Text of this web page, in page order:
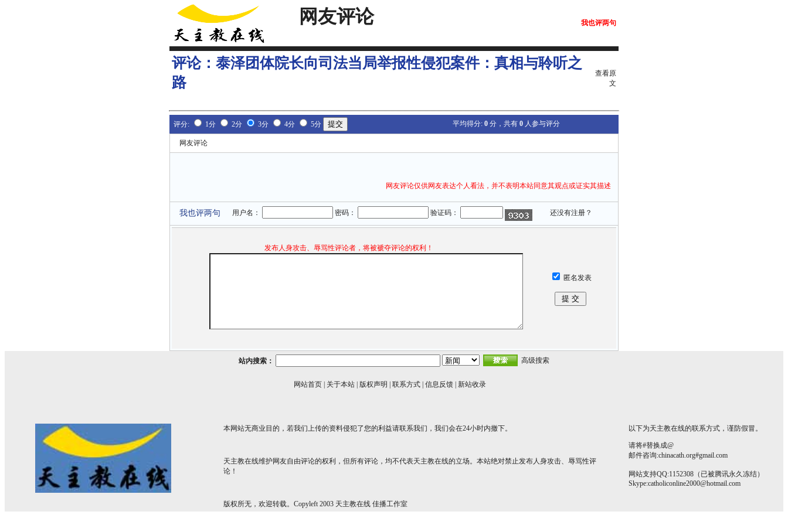
网友评论 我也评两句
评论： 泰泽团体院长向司法当局举报性侵犯案件：真相与聆听之
路
查看原
文
评分: 1分 2分 3分 4分 5分 平均得分: 0 分，共有 0 人参与评分
网友评论
网友评论仅供网友表达个人看法，并不表明本站同意其观点或证实其描述
我也评两句 用户名： 密码： 验证码： 还没有注册？
发布人身攻击、辱骂性评论者，将被褫夺评论的权利！
匿名发表
站内搜索： 高级搜索
网站首页 关于本站 版权声明 联系方式 信息反馈 新站收录
本网站无商业目的，若我们上传的资料侵犯了您的利益请联系我们，我们会在24小时内撤下。
天主教在线维护网友自由评论的权利，但所有评论，均不代表天主教在线的立场。本站绝对禁止发布人身攻击、辱骂性评
论！
版权所无，欢迎转载。Copyleft 2003 天主教在线 佳播工作室
以下为天主教在线的联系方式，谨防假冒。
请将#替换成@
邮件咨询:chinacath.org#gmail.com
网站支持QQ:1152308（已被腾讯永久冻结）
Skype:catholiconline2000@hotmail.com